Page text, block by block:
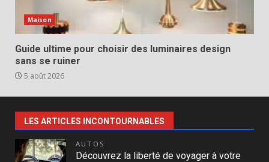
Maison
Guide ultime pour choisir des luminaires design
sans se ruiner
5 août 2026
LES ARTICLES INCONTOURNABLES
AUTOS
Découvrez la liberté de voyager à votre